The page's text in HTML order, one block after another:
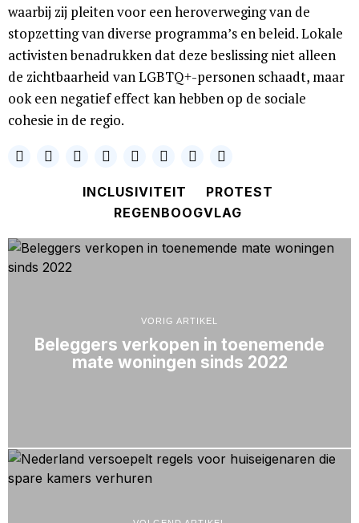
waarbij zij pleiten voor een heroverweging van de
stopzetting van diverse programma’s en beleid. Lokale
activisten benadrukken dat deze beslissing niet alleen
de zichtbaarheid van LGBTQ+-personen schaadt, maar
ook een negatief effect kan hebben op de sociale
cohesie in de regio.
INCLUSIVITEIT
PROTEST
REGENBOOGVLAG
VORIG ARTIKEL
Beleggers verkopen in toenemende
mate woningen sinds 2022